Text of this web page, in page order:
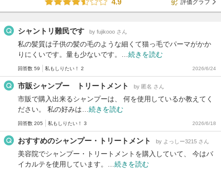
評価グラフ
シャントリ難民です by fujikooo さん
私の髪質は子供の髪の毛のような細くて猫っ毛でパーマがかか
りにくいです。量も少ないです。… 続きを読む
回答数 59 私もしりたい！ 2 2026/6/24
市販シャンプー トリートメント by 匿名 さん
市販で購入出来るシャンプーは、 何を使用しているか教えてく
ださい。 私の好みは… 続きを読む
回答数 205 私もしりたい！ 3 2026/6/18
おすすめのシャンプー・トリートメント by よっしー3215 さん
美容院でシャンプー・トリートメントを購入していて、 今はバ
イカルテを使用しています。… 続きを読む